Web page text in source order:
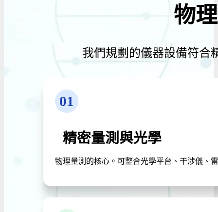
物
我們規劃的儀器設備符合
01
精密量測與光學
物理量測的核心。可整合光學平台、干涉儀、